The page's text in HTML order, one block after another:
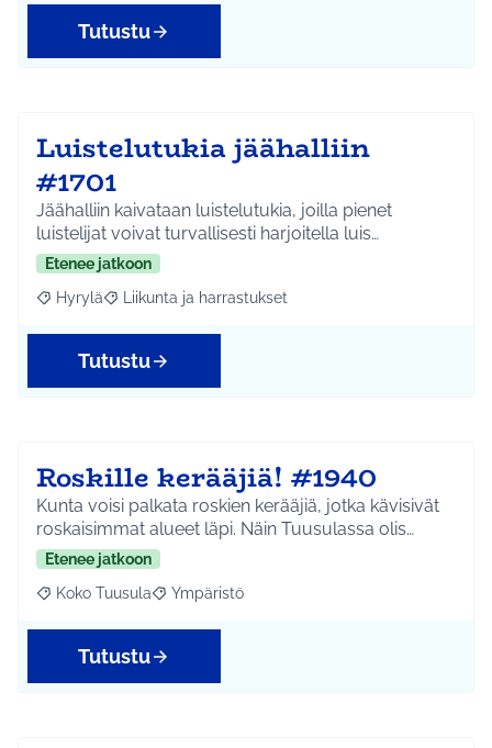
Tutustu
Luistelutukia jäähalliin
#1701
Jäähalliin kaivataan luistelutukia, joilla pienet
luistelijat voivat turvallisesti harjoitella luis…
Etenee jatkoon
Rajaa tulokset aihepiirin mukaan: Hyrylä
Hyrylä Rajaa tulokset teeman mukaan: Liikunta ja
Liikunta ja harrastukset
Tutustu
Roskille kerääjiä! #1940
Kunta voisi palkata roskien kerääjiä, jotka kävisivät
roskaisimmat alueet läpi. Näin Tuusulassa olis…
Etenee jatkoon
Rajaa tulokset aihepiirin mukaan: Koko Tuusula
Koko Tuusula Rajaa tulokset teeman mukaan: Ympäristö
Ympäristö
Tutustu